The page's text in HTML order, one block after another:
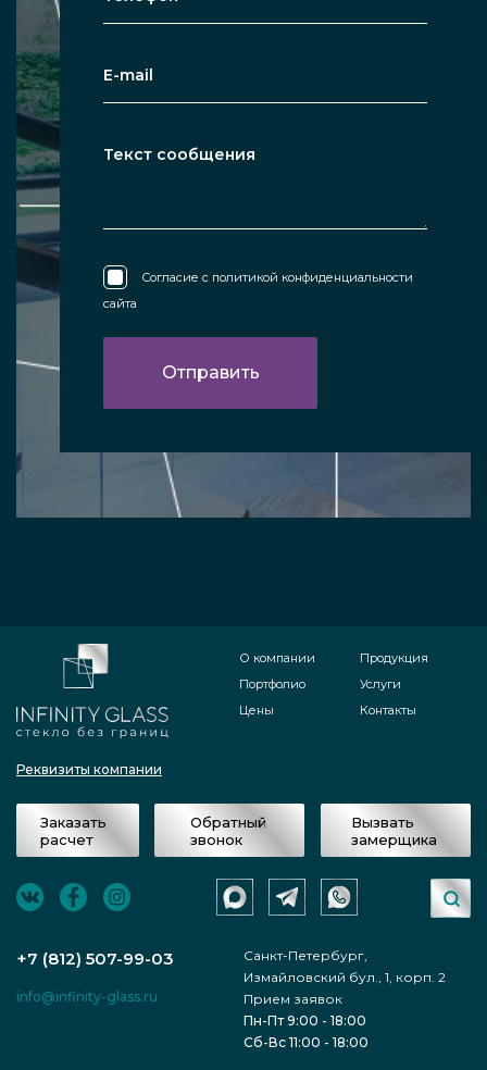
Согласие с политикой конфиденциальности
сайта
Реквизиты компании
О компании
Портфолио
Цены
Продукция
Услуги
Контакты
Заказать
расчет
Обратный
звонок
Вызвать
замерщика
+7 (812) 507-99-03
Санкт-Петербург,
Измайловский бул., 1, корп. 2
info@infinity-glass.ru
Прием заявок
Пн-Пт 9:00 - 18:00
Сб-Вс 11:00 - 18:00